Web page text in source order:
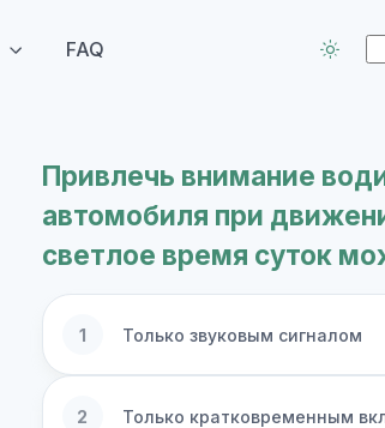
FAQ
Привлечь внимание
автомобиля при
светлое время суток
1 Только звуковым сигналом
2 Только кратковременным